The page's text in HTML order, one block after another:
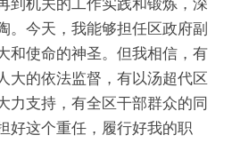
到机关的工作实践和锻炼，深
。今天，我能够担任区政府副
和使命的神圣。但我相信，有
大的依法监督，有以汤超代区
力支持，有全区干部群众的同
好这个重任，履行好我的职